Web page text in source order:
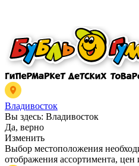
Владивосток
Вы здесь: Владивосток
Да, верно
Изменить
Выбор местоположения
отображения ассортимента, цен